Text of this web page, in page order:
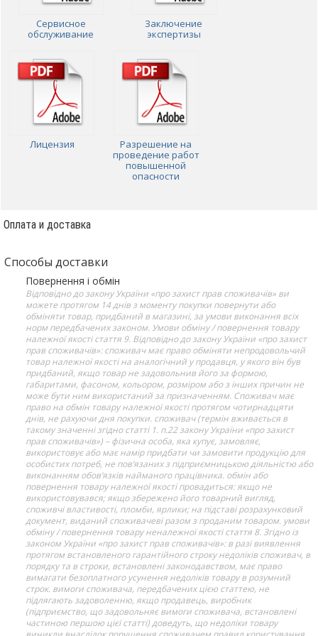
Сервисное
обслуживание
Заключение
экспертизы
Лицензия
Разрешение на
проведение работ
повышенной
опасности
Оплата и доставка
Способы доставки
Повернення і обмін
Відповідно до закону України «про захист прав споживачів» ви
можете протягом 14 днів з моменту покупки повернути або
обміняти товар, придбаний в магазині, за умови виконання всіх
норм передбачених законом. Умови обміну / повернення товару
належної якості стаття 9. Відповідно до закону України «про захист
прав споживачів»: споживач має право обміняти непродовольчий
товар належної якості на аналогічний у продавця, у якого він був
придбаний, якщо товар не задовольнив його за формою,
габаритами, фасоном, кольором, розміром або з інших причин не
може бути ним використаний за призначенням. Споживач має
право на обмін товару належної якості протягом чотирнадцяти
днів, не рахуючи дня покупки. споживач (термін вживається в
такому значенні згідно статті 1. п.22 закону України «про захист
прав споживачів») – фізична особа, яка купує, замовляє,
використовує або має намір придбати чи замовити продукцію для
особистих потреб, не пов’язаних з підприємницькою діяльністю або
виконанням обов’язків найманого працівника. обмін або
повернення товару належної якості провадиться: якщо не
використовувався; якщо збережено його товарний вигляд,
споживчі властивості, пломби, ярлики; на підставі розрахунковий
документ, виданий споживачеві разом з проданим товаром. умови
обміну / повернення товару неналежної якості стаття 8. Згідно із
законом України «про захист прав споживачів»: в разі виявлення
протягом встановленого гарантійного строку недоліків споживач, в
порядку та в строки, встановлені законодавством, має право
вимагати безоплатного усунення недоліків товару в розумний
строк. вимоги споживача, передбачених цією статтею, не
підлягають задоволенню, якщо продавець, виробник
(підприємство, що задовольняє вимоги споживача, встановлені
частиною першою цієї статті) доведуть, що недоліки товару